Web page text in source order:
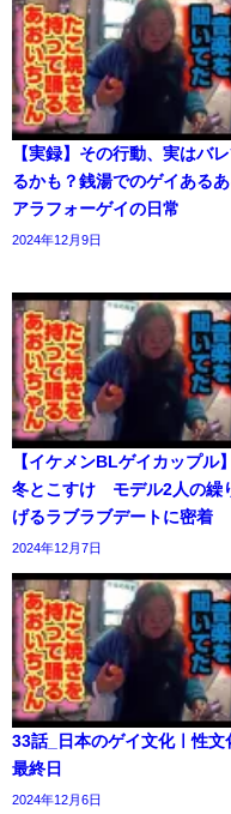
【実録】その行動、実はバ
るかも？銭湯でのゲイある
アラフォーゲイの日常
2024年12月9日
【イケメンBLゲイカップル
冬とこすけ モデル2人の繰
げるラブラブデートに密着
2024年12月7日
33話_日本のゲイ文化ㅣ性文
最終日
2024年12月6日